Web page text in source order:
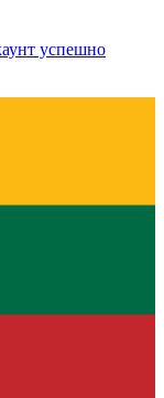
успешно